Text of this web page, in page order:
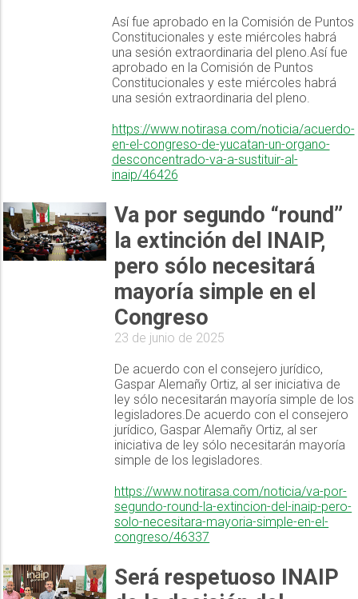
Así fue aprobado en la Comisión de Puntos
Constitucionales y este miércoles habrá
una sesión extraordinaria del pleno.Así fue
aprobado en la Comisión de Puntos
Constitucionales y este miércoles habrá
una sesión extraordinaria del pleno.
https://www.notirasa.com/noticia/acuerdo-
en-el-congreso-de-yucatan-un-organo-
desconcentrado-va-a-sustituir-al-
inaip/46426
Va por segundo “round”
la extinción del INAIP,
pero sólo necesitará
mayoría simple en el
Congreso
23 de junio de 2025
De acuerdo con el consejero jurídico,
Gaspar Alemañy Ortiz, al ser iniciativa de
ley sólo necesitarán mayoría simple de los
legisladores.De acuerdo con el consejero
jurídico, Gaspar Alemañy Ortiz, al ser
iniciativa de ley sólo necesitarán mayoría
simple de los legisladores.
https://www.notirasa.com/noticia/va-por-
segundo-round-la-extincion-del-inaip-pero-
solo-necesitara-mayoria-simple-en-el-
congreso/46337
Será respetuoso INAIP